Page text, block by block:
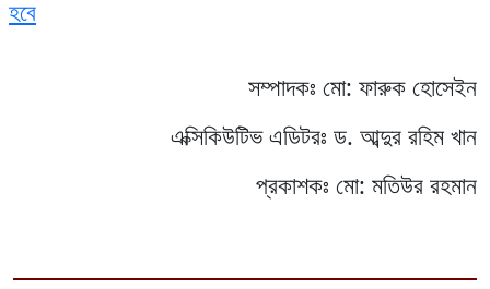
হবে
সম্পাদকঃ মো: ফারুক হোসেইন
এক্সিকিউটিভ এডিটরঃ ড. আব্দুর রহিম খান
প্রকাশকঃ মো: মতিউর রহমান